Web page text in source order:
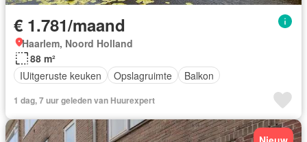
€ 1.781/maand
Haarlem, Noord Holland
88 m²
IUitgeruste keuken
Opslagruimte Balkon
1 dag, 7 uur geleden van Huurexpert